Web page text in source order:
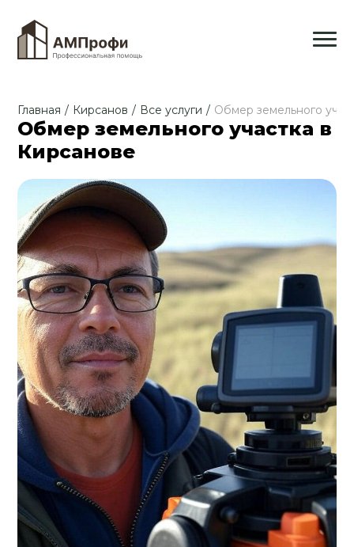
Главная / Кирсанов / Все услуги / Обмер земельного
Обмер земельного участка в
Кирсанове